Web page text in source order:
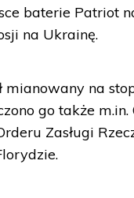
baterie Patriot
na Ukrainę.
mianowany na
go także
Zasługi